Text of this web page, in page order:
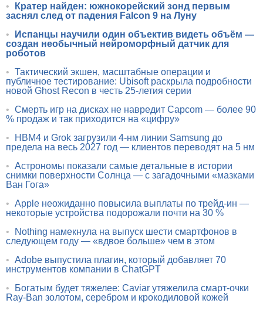
•
Кратер найден: южнокорейский зонд первым
заснял след от падения Falcon 9 на Луну
•
Испанцы научили один объектив видеть объём —
создан необычный нейроморфный датчик для
роботов
• Тактический экшен, масштабные операции и
публичное тестирование: Ubisoft раскрыла подробности
новой Ghost Recon в честь 25-летия серии
• Смерть игр на дисках не навредит Capcom — более 90
% продаж и так приходится на «цифру»
•
HBM4 и Grok загрузили 4-нм линии Samsung до
предела на весь 2027 год — клиентов переводят на 5 нм
• Астрономы показали самые детальные в истории
снимки поверхности Солнца — с загадочными «мазками
Ван Гога»
• Apple неожиданно повысила выплаты по трейд-ин —
некоторые устройства подорожали почти на 30 %
•
Nothing намекнула на выпуск шести смартфонов в
следующем году — «вдвое больше» чем в этом
• Adobe выпустила плагин, который добавляет 70
инструментов компании в ChatGPT
•
Богатым будет тяжелее: Caviar утяжелила смарт-очки
Ray-Ban золотом, серебром и крокодиловой кожей